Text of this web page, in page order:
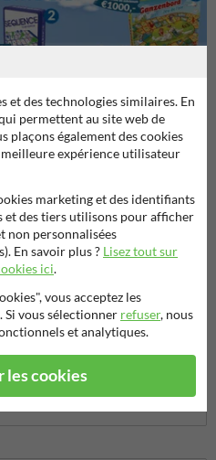
et des technologies similaires. En
permettent au site web de
également des cookies
expérience utilisateur
marketing et des identifiants
et des tiers utilisons pour afficher
non personnalisées
En savoir plus ? Lisez tout sur
ici.
vous acceptez les
Si vous sélectionner refuser, nous
et analytiques.
les cookies